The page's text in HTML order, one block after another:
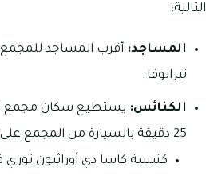
التالية:
المساجد:
تيرانوفا.
الكنائس: يستطيع سكان مجمع
25 دقيقة بالسيارة من المجمع على النحو التالي:
كنيسة كاسا دي أوراثيون توري